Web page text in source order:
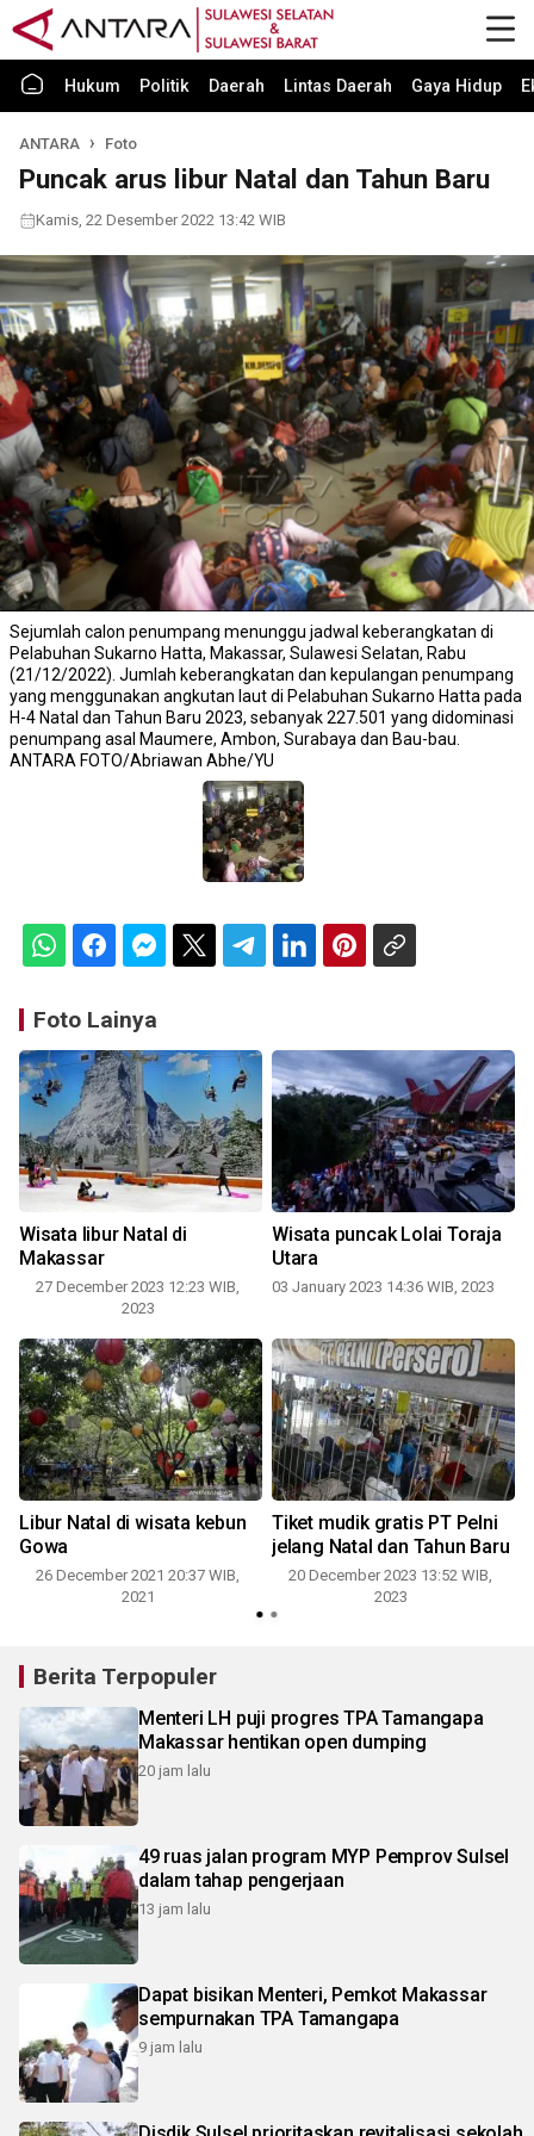
Hukum Politik Daerah Lintas Daerah Gaya Hidup
ANTARA Foto
Puncak arus libur Natal dan Tahun Baru
Kamis, 22 Desember 2022 13:42 WIB
Sejumlah calon penumpang menunggu jadwal keberangkatan di
Pelabuhan Sukarno Hatta, Makassar, Sulawesi Selatan, Rabu
(21/12/2022). Jumlah keberangkatan dan kepulangan penumpang
yang menggunakan angkutan laut di Pelabuhan Sukarno Hatta pada
H-4 Natal dan Tahun Baru 2023, sebanyak 227.501 yang didominasi
penumpang asal Maumere, Ambon, Surabaya dan Bau-bau.
ANTARA FOTO/Abriawan Abhe/YU
Foto Lainya
Wisata libur Natal di
Makassar
27 December 2023 12:23 WIB,
2023
Wisata puncak Lolai Toraja
Utara
03 January 2023 14:36 WIB, 2023
Libur Natal di wisata kebun
Gowa
26 December 2021 20:37 WIB,
2021
Tiket mudik gratis PT Pelni
jelang Natal dan Tahun Baru
20 December 2023 13:52 WIB,
2023
Berita Terpopuler
Menteri LH puji progres TPA Tamangapa
Makassar hentikan open dumping
20 jam lalu
49 ruas jalan program MYP Pemprov Sulsel
dalam tahap pengerjaan
13 jam lalu
Dapat bisikan Menteri, Pemkot Makassar
sempurnakan TPA Tamangapa
9 jam lalu